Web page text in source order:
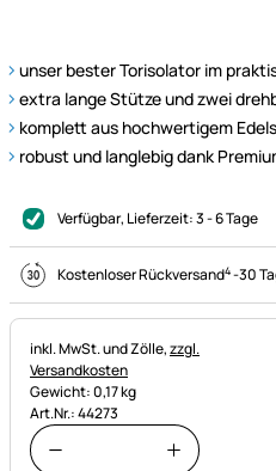
unser bester Torisolator im
extra lange Stütze und zwei
komplett aus hochwertigem
robust und langlebig dank
Verfügbar, Lieferzeit:3 - 6 Tage
Kostenloser Rückversand4-30
Steuerhinweis:
inkl. MwSt. und Zölle,zzgl.
Versandkosten
Gewicht: 0,17 kg
Art.Nr.: 44273